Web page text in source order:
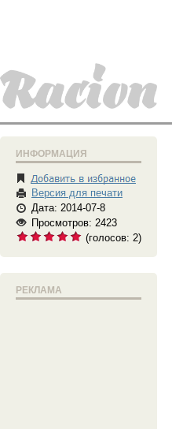
ИНФОРМАЦИЯ
Версия для печати
Дата: 2014-07-8
Просмотров: 2423
(голосов: 2)
РЕКЛАМА